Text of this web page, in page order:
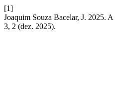
[1]
Joaquim Souza Bacelar, J. 2025.
3, 2 (dez. 2025).